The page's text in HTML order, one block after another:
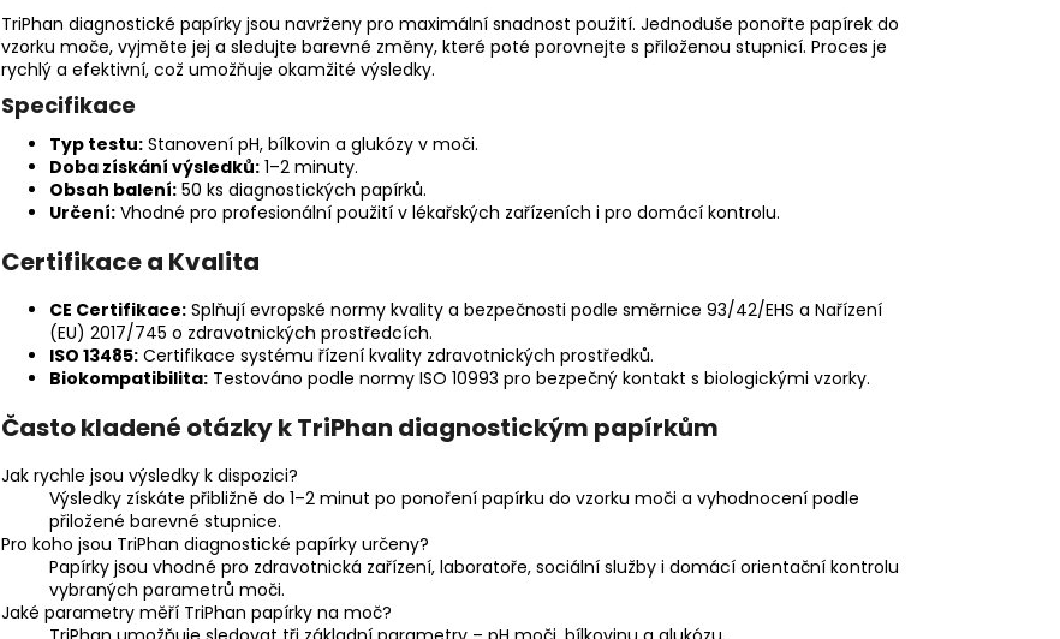
TriPhan diagnostické papírky jsou navrženy pro maximální snadnost použití. Jednoduše ponořte papírek do
vzorku moče, vyjměte jej a sledujte barevné změny, které poté porovnejte s přiloženou stupnicí. Proces je
rychlý a efektivní, což umožňuje okamžité výsledky.
Specifikace
Typ testu: Stanovení pH, bílkovin a glukózy v moči.
Doba získání výsledků: 1–2 minuty.
Obsah balení: 50 ks diagnostických papírků.
Určení: Vhodné pro profesionální použití v lékařských zařízeních i pro domácí kontrolu.
Certifikace a Kvalita
CE Certifikace: Splňují evropské normy kvality a bezpečnosti podle směrnice 93/42/EHS a Nařízení
(EU) 2017/745 o zdravotnických prostředcích.
ISO 13485: Certifikace systému řízení kvality zdravotnických prostředků.
Biokompatibilita: Testováno podle normy ISO 10993 pro bezpečný kontakt s biologickými vzorky.
Často kladené otázky k TriPhan diagnostickým papírkům
Jak rychle jsou výsledky k dispozici?
Výsledky získáte přibližně do 1–2 minut po ponoření papírku do vzorku moči a vyhodnocení podle
přiložené barevné stupnice.
Pro koho jsou TriPhan diagnostické papírky určeny?
Papírky jsou vhodné pro zdravotnická zařízení, laboratoře, sociální služby i domácí orientační kontrolu
vybraných parametrů moči.
Jaké parametry měří TriPhan papírky na moč?